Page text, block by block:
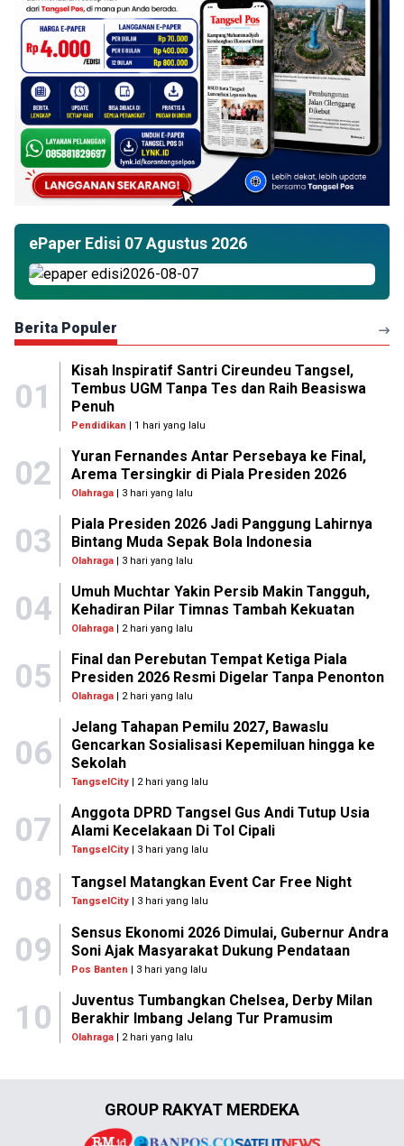
ePaper Edisi 07 Agustus 2026
Berita Populer
01
Kisah Inspiratif Santri Cireundeu Tangsel,
Tembus UGM Tanpa Tes dan Raih Beasiswa
Penuh
Pendidikan | 1 hari yang lalu
02
Yuran Fernandes Antar Persebaya ke Final,
Arema Tersingkir di Piala Presiden 2026
Olahraga| 3 hari yang lalu
03
Piala Presiden 2026 Jadi Panggung Lahirnya
Bintang Muda Sepak Bola Indonesia
Olahraga| 3 hari yang lalu
04
Umuh Muchtar Yakin Persib Makin Tangguh,
Kehadiran Pilar Timnas Tambah Kekuatan
Olahraga| 2 hari yang lalu
05
Final dan Perebutan Tempat Ketiga Piala
Presiden 2026 Resmi Digelar Tanpa Penonton
Olahraga| 2 hari yang lalu
06
Jelang Tahapan Pemilu 2027, Bawaslu
Gencarkan Sosialisasi Kepemiluan hingga ke
Sekolah
TangselCity| 2 hari yang lalu
07
Anggota DPRD Tangsel Gus Andi Tutup Usia
Alami Kecelakaan Di Tol Cipali
TangselCity| 3 hari yang lalu
08 Tangsel Matangkan Event Car Free Night
TangselCity | 3 hari yang lalu
09
Sensus Ekonomi 2026 Dimulai, Gubernur Andra
Soni Ajak Masyarakat Dukung Pendataan
Pos Banten | 3 hari yang lalu
10
Juventus Tumbangkan Chelsea, Derby Milan
Berakhir Imbang Jelang Tur Pramusim
Olahraga| 2 hari yang lalu
GROUP RAKYAT MERDEKA